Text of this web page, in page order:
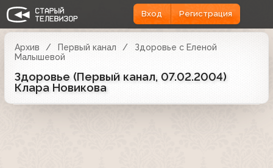
Вход Регистрация
Архив Первый канал
Здоровье с Еленой
Малышевой
Здоровье (Первый канал, 07.02.2004)
Клара Новикова